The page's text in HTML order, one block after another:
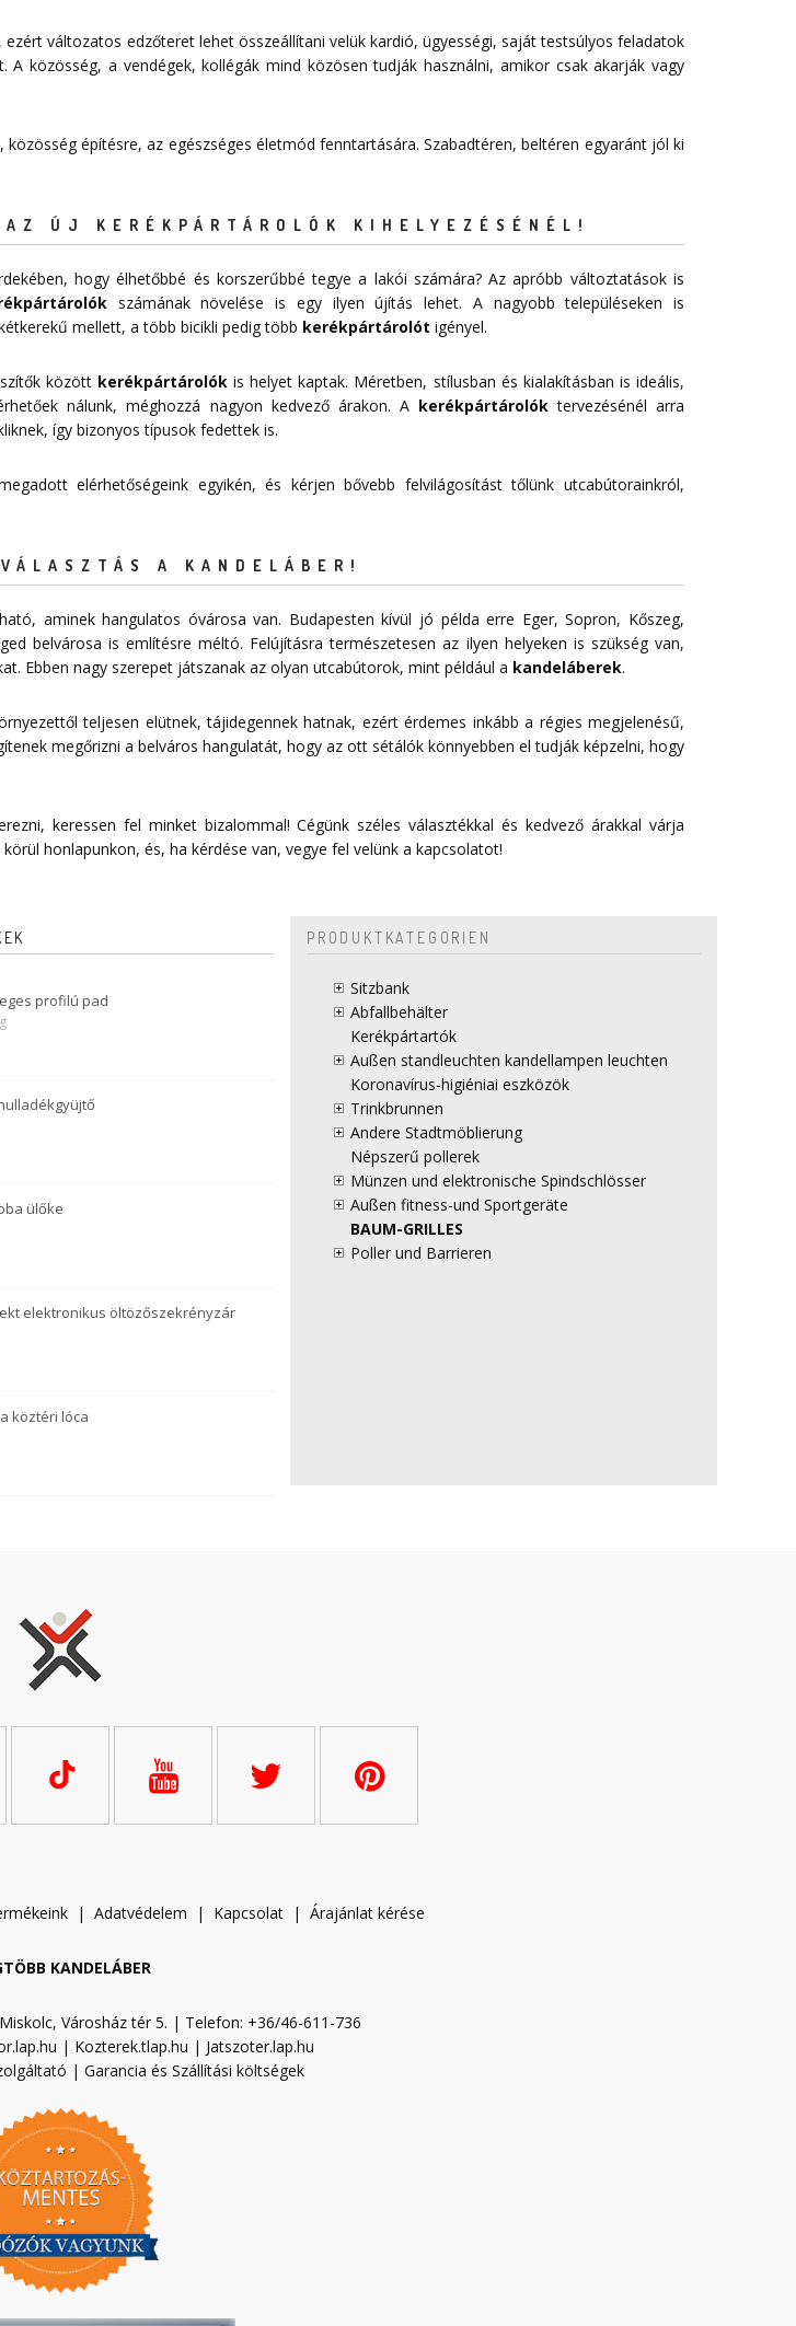
ezért változatos edzőteret lehet összeállítani velük kardió, ügyességi, saját testsúlyos feladatok
közösség, a vendégek, kollégák mind közösen tudják használni, amikor csak akarják vagy
építésre, az egészséges életmód fenntartására. Szabadtéren, beltéren egyaránt jól ki
ÚJ KERÉKPÁRTÁROLÓK KIHELYEZÉSÉNÉL!
hogy élhetőbbé és korszerűbbé tegye a lakói számára? Az apróbb változtatások is
számának növelése is egy ilyen újítás lehet. A nagyobb településeken is
mellett, a több bicikli pedig több kerékpártárolót igényel.
között kerékpártárolókis helyet kaptak. Méretben, stílusban és kialakításban is ideális,
nálunk, méghozzá nagyon kedvező árakon. A kerékpártárolóktervezésénél arra
így bizonyos típusok fedettek is.
elérhetőségeink egyikén, és kérjen bővebb felvilágosítást tőlünk utcabútorainkról,
A KANDELÁBER!
aminek hangulatos óvárosa van. Budapesten kívül jó példa erre Eger, Sopron, Kőszeg,
belvárosa is említésre méltó. Felújításra természetesen az ilyen helyeken is szükség van,
Ebben nagy szerepet játszanak az olyan utcabútorok, mint például a kandeláberek.
teljesen elütnek, tájidegennek hatnak, ezért érdemes inkább a régies megjelenésű,
megőrizni a belváros hangulatát, hogy az ott sétálók könnyebben el tudják képzelni, hogy
keressen fel minket bizalommal! Cégünk széles választékkal és kedvező árakkal várja
honlapunkon, és, ha kérdése van, vegye fel velünk a kapcsolatot!
profilú pad
ülőke
elektronikus öltözőszekrényzár
köztéri lóca
PRODUKTKATEGORIEN
Sitzbank
Abfallbehälter
Kerékpártartók
Außen standleuchten kandellampen leuchten
Koronavírus-higiéniai eszközök
Trinkbrunnen
Andere Stadtmöblierung
Népszerű pollerek
Münzen und elektronische Spindschlösser
Außen fitness-und Sportgeräte
BAUM-GRILLES
Poller und Barrieren
| Adatvédelem | Kapcsolat | Árajánlat kérése
KANDELÁBER
Városház tér 5. | Telefon: +36/46-611-736
| Kozterek.tlap.hu | Jatszoter.lap.hu
| Garancia és Szállítási költségek